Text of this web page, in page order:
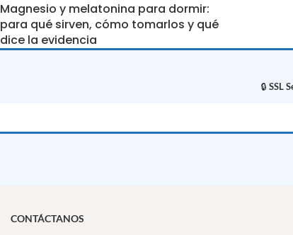
Magnesio y melatonina para dormir:
para qué sirven, cómo tomarlos y qué
dice la evidencia
🔒 SSL
CONTÁCTANOS